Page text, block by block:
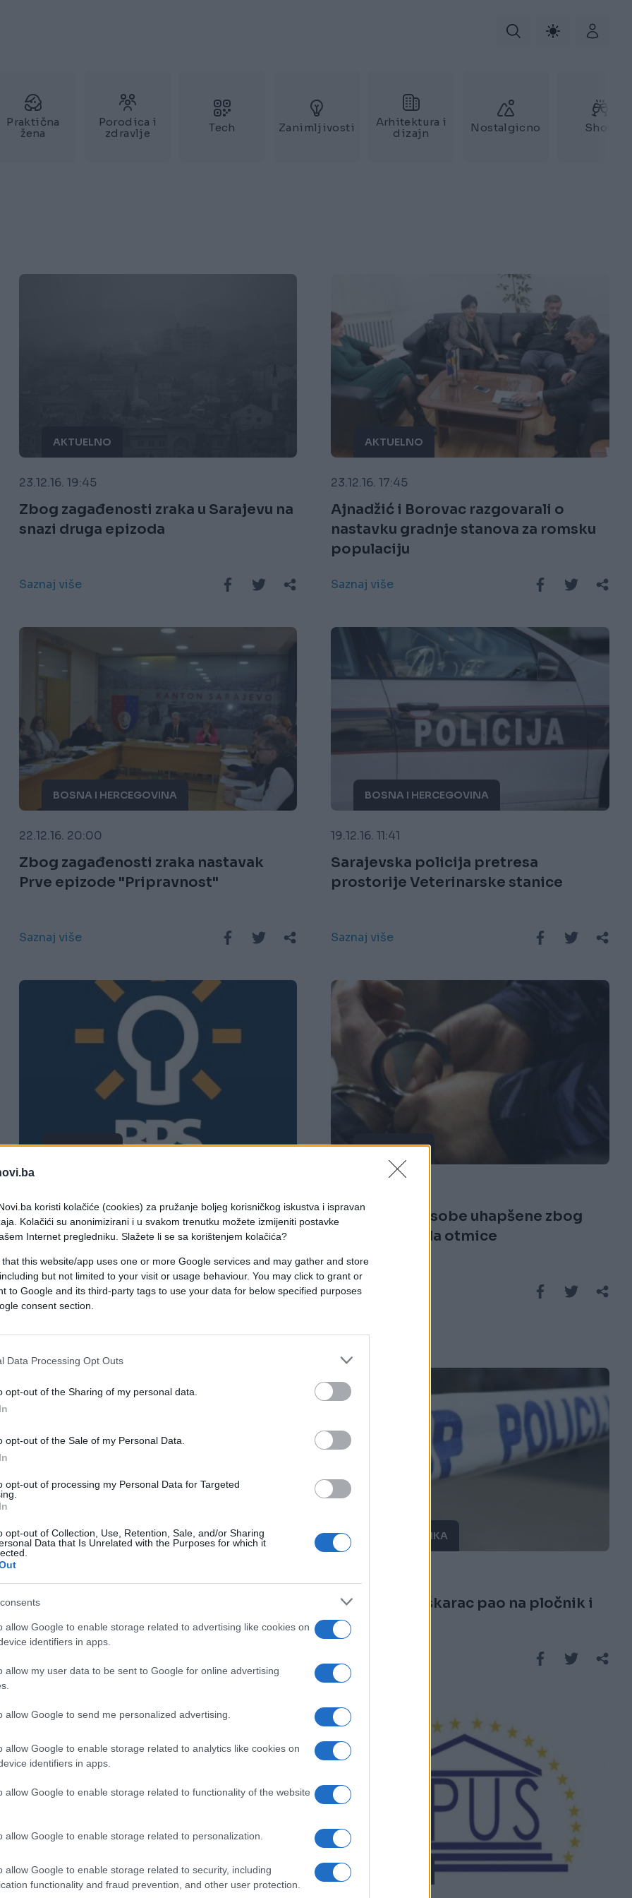
koristi kolačiće (cookies) za pružanje boljeg korisničkog iskustva i ispravan
Kolačići su anonimizirani i u svakom trenutku možete izmijeniti postavke
Internet pregledniku. Slažete li se sa korištenjem kolačića?
that this website/app uses one or more Google services and may gather and store
but not limited to your visit or usage behaviour. You may click to grant or
to Google and its third-party tags to use your data for below specified purposes
consent section.
Data Processing Opt Outs
opt-out of the Sharing of my personal data.
opt-out of the Sale of my Personal Data.
opt-out of processing my Personal Data for Targeted
opt-out of Collection, Use, Retention, Sale, and/or Sharing
Data that Is Unrelated with the Purposes for which it
allow Google to enable storage related to advertising like cookies on
identifiers in apps.
allow my user data to be sent to Google for online advertising
allow Google to send me personalized advertising.
allow Google to enable storage related to analytics like cookies on
identifiers in apps.
allow Google to enable storage related to functionality of the website
allow Google to enable storage related to personalization.
allow Google to enable storage related to security, including
functionality and fraud prevention, and other user protection.
Praktična
žena
Porodica i
zdravlje
Tech Zanimljivosti
Arhitektura i
dizajn
Nostalgicno Show
AKTUELNO
23.12.16. 19:45
Zbog zagađenosti zraka u Sarajevu na
snazi druga epizoda
Saznaj više
AKTUELNO
23.12.16. 17:45
Ajnadžić i Borovac razgovarali o
nastavku gradnje stanova za romsku
populaciju
Saznaj više
BOSNA I HERCEGOVINA
22.12.16. 20:00
Zbog zagađenosti zraka nastavak
Prve epizode "Pripravnost"
Saznaj više
BOSNA I HERCEGOVINA
19.12.16. 11:41
Sarajevska policija pretresa
prostorije Veterinarske stanice
Saznaj više
AKTUELNO
BPS predao materijale za sjednicu
Skupštine KS o "političkim
ubistvima"
Saznaj više
AKTUELNO
MUPKS - Tri osobe uhapšene zbog
krivičnog djela otmice
Saznaj više
CRNA HRONIKA
U saobraćajnoj nesreći povrijeđena
pješakinja
CRNA HRONIKA
Sarajevo: Muškarac pao na pločnik i
umro
AKTUELNO